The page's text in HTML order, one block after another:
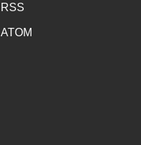
RSS
ATOM